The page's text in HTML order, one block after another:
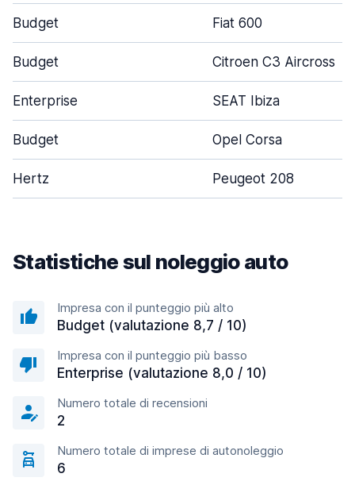
Budget Fiat 600
Budget Citroen C3 Aircross
Enterprise SEAT Ibiza
Budget Opel Corsa
Hertz Peugeot 208
Statistiche sul noleggio auto
Impresa con il punteggio più alto
Budget (valutazione 8,7 / 10)
Impresa con il punteggio più basso
Enterprise (valutazione 8,0 / 10)
Numero totale di recensioni
2
Numero totale di imprese di autonoleggio
6